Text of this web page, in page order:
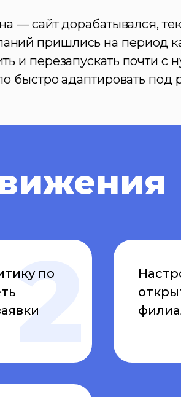
— сайт дорабатывался,
пришлись на период
и перезапускать почти с
быстро адаптировать под
по